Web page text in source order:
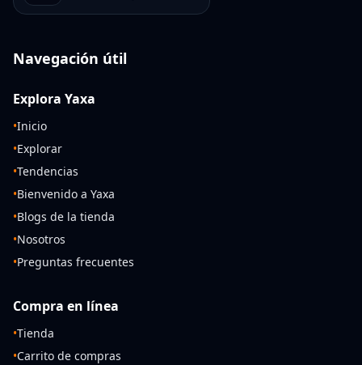
Navegación útil
Explora Yaxa
•Inicio
•Explorar
•Tendencias
•Bienvenido a Yaxa
•Blogs de la tienda
•Nosotros
•Preguntas frecuentes
Compra en línea
•Tienda
•Carrito de compras